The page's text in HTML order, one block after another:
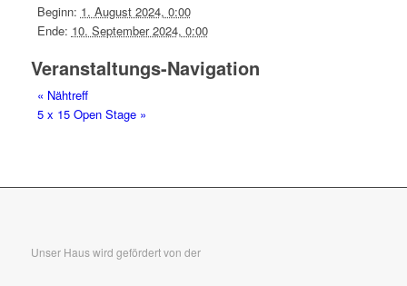
Beginn: 1. August 2024, 0:00
Ende: 10. September 2024, 0:00
Veranstaltungs-Navigation
« Nähtreff
5 x 15 Open Stage »
Unser Haus wird gefördert von der